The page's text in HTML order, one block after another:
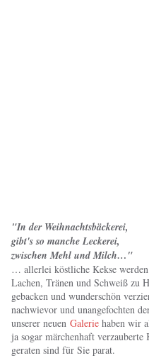
"In der Weihnachtsbäckerei,
gibt's so manche Leckerei,
zwischen Mehl und Milch…"
… allerlei köstliche Kekse
Lachen, Tränen und Schweiß zu
gebacken und wunderschön
nachwievor und unangefochten
unserer neuen Galerie haben wir
ja sogar märchenhaft
geraten sind für Sie parat.